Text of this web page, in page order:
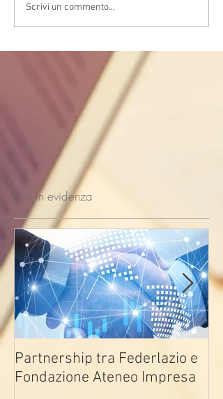
Scrivi un commento...
Post in evidenza
Partnership tra Federlazio e
Fondazione Ateneo Impresa